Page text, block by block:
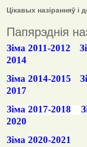
Цікавых назіранняў і
Папярэднія
Зіма 2011-2012
2014
Зіма 2014-2015
2017
Зіма 2017-2018
2020
Зіма 2020-2021